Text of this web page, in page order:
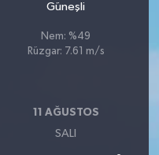
Güneşli
Nem: %49
Rüzgar: 7.61 m/s
11 AĞUSTOS
SALI